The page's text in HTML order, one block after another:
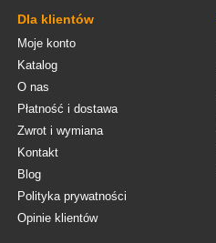
Dla klientów
Moje konto
Katalog
O nas
Płatność i dostawa
Zwrot i wymiana
Kontakt
Blog
Polityka prywatności
Opinie klientów